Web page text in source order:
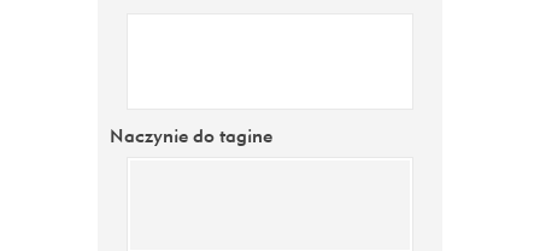
Naczynie do tagine